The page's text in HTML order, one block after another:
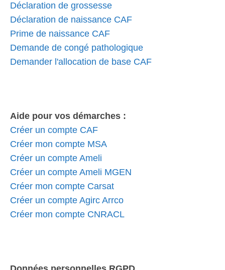
Déclaration de grossesse
Déclaration de naissance CAF
Prime de naissance CAF
Demande de congé pathologique
Demander l'allocation de base CAF
Aide pour vos démarches :
Créer un compte CAF
Créer mon compte MSA
Créer un compte Ameli
Créer un compte Ameli MGEN
Créer mon compte Carsat
Créer un compte Agirc Arrco
Créer mon compte CNRACL